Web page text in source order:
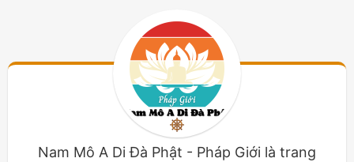
Nam Mô A Di Đà Phật - Pháp Giới là trang